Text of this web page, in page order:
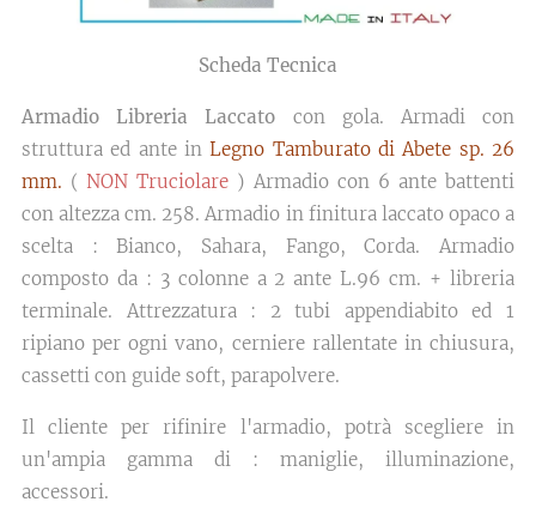
Scheda Tecnica
Armadio Libreria Laccato con gola. Armadi con
struttura ed ante inLegno Tamburato di Abete sp. 26
mm. ( NON Truciolare ) Armadio con 6 ante battenti
con altezza cm. 258. Armadio in finitura laccato opaco a
scelta : Bianco, Sahara, Fango, Corda. Armadio
composto da : 3 colonne a 2 ante L.96 cm. + libreria
terminale. Attrezzatura : 2 tubi appendiabito ed 1
ripiano per ogni vano, cerniere rallentate in chiusura,
cassetti con guide soft, parapolvere.
Il cliente per rifinire l'armadio, potrà scegliere in
un'ampia gamma di : maniglie, illuminazione,
accessori.